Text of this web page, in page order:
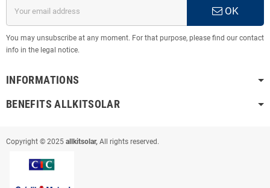
OK
You may unsubscribe at any moment. For that purpose, please find our contact
info in the legal notice.
INFORMATIONS
BENEFITS ALLKITSOLAR
Copyright © 2025 allkitsolar, All rights reserved.